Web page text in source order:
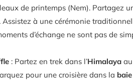
de printemps (Nem). Partagez
à une cérémonie
d’échange ne sont pas de
: Partez en trek dans l’Himalaya
pour une croisière dans la